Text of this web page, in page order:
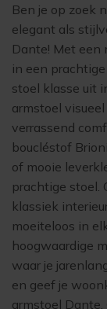
Ben je op zoek
elegant als
Dante! Met een
in een
stoel klasse uit
armstoel
verrassend
boucléstof
of mooie
prachtige stoel.
klassiek
moeiteloos in
hoogwaardige
waar je
en geef je
armstoel